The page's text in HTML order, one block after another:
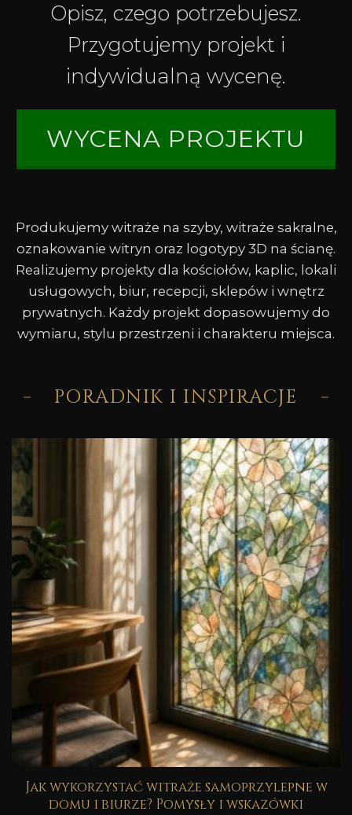
Opisz, czego potrzebujesz.
Przygotujemy projekt i
indywidualną wycenę.
WYCENA PROJEKTU
Produkujemy witraże na szyby, witraże sakralne,
oznakowanie witryn oraz logotypy 3D na ścianę.
Realizujemy projekty dla kościołów, kaplic, lokali
usługowych, biur, recepcji, sklepów i wnętrz
prywatnych. Każdy projekt dopasowujemy do
wymiaru, stylu przestrzeni i charakteru miejsca.
PORADNIK I INSPIRACJE
Jak wykorzystać witraże samoprzylepne w
domu i biurze? Pomysły i wskazówki